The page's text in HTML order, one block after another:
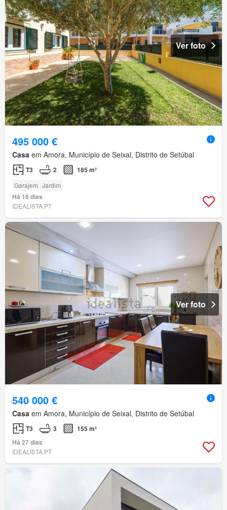
Ver foto
495 000 €
Casa em Amora, Município de Seixal, Distrito de Setúbal
T3 2 185 m²
Garajem Jardim
Há 16 dias
IDEALISTA.PT
Ver foto
540 000 €
Casa em Amora, Município de Seixal, Distrito de Setúbal
T3 3
155 m²
Há 27 dias
IDEALISTA.PT